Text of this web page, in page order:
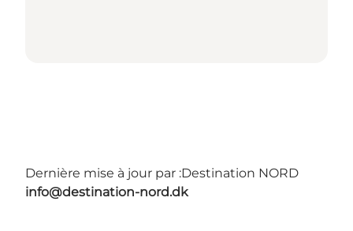
Dernière mise à jour par :Destination NORD
info@destination-nord.dk